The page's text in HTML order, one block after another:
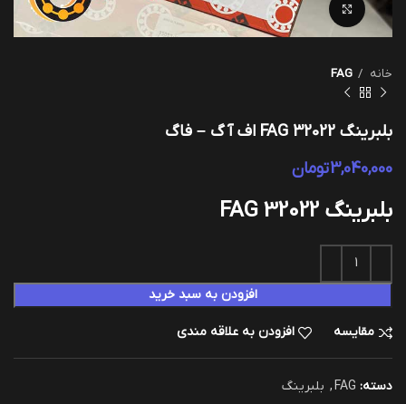
بزرگنمایی تصویر
خانه FAG
بلبرینگ 32022 FAG اف آ گ – فاگ
3,040,000تومان
بلبرینگ 32022 FAG
افزودن به سبد خرید
مقایسه افزودن به علاقه مندی
دسته: FAG
, بلبرینگ